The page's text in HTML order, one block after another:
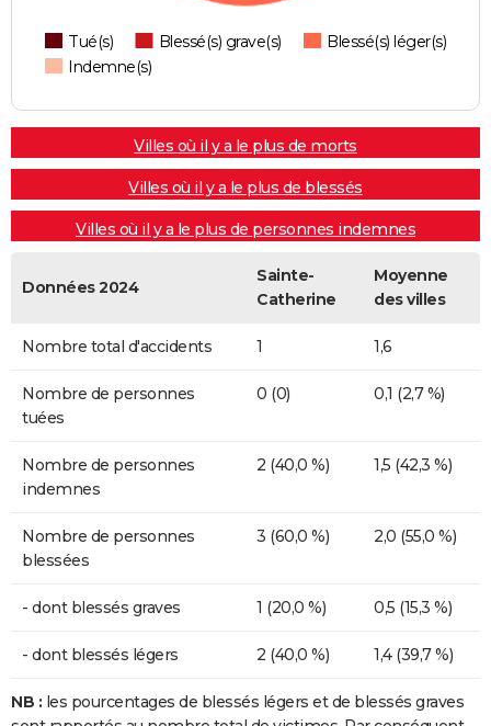
Tué(s) Blessé(s) grave(s)
Blessé(s) léger(s)
Indemne(s)
Villes où il y a le plus de morts
Villes où il y a le plus de blessés
Villes où il y a le plus de personnes indemnes
Données 2024
Sainte-
Catherine
Moyenne
des villes
Nombre total d'accidents 1 1,6
Nombre de personnes
tuées
0 (0) 0,1 (2,7 %)
Nombre de personnes
indemnes
2 (40,0 %) 1,5 (42,3 %)
Nombre de personnes
blessées
3 (60,0 %) 2,0 (55,0 %)
- dont blessés graves 1 (20,0 %) 0,5 (15,3 %)
- dont blessés légers 2 (40,0 %) 1,4 (39,7 %)
NB : les pourcentages de blessés légers et de blessés graves